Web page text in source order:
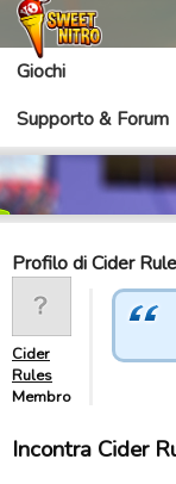
Giochi
Supporto & Forum
Profilo di Cider
Cider
Rules
Membro
Incontra Cider